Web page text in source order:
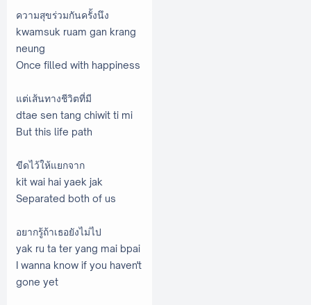
ความสุขร่วมกันครั้งนึง
kwamsuk ruam gan krang
neung
Once filled with happiness
แต่เส้นทางชีวิตที่มี
dtae sen tang chiwit ti mi
But this life path
ขีดไว้ให้แยกจาก
kit wai hai yaek jak
Separated both of us
อยากรู้ถ้าเธอยังไม่ไป
yak ru ta ter yang mai bpai
I wanna know if you haven't
gone yet